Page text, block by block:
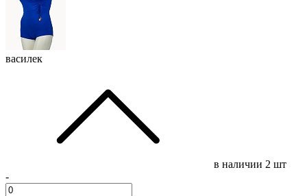
василек
в наличии 2 шт
-